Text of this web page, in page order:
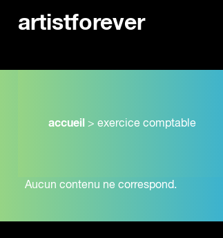
artistforever
accueil > exercice comptable
Aucun contenu ne correspond.